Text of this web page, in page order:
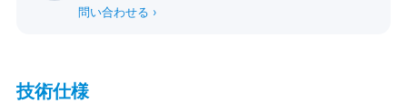
問い合わせる ›
技術仕様